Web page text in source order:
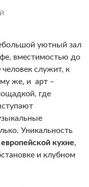
уютный зал
вместимостью до
человек служит, к
же, и арт –
где
Уникальность
европейской кухне,
и клубном